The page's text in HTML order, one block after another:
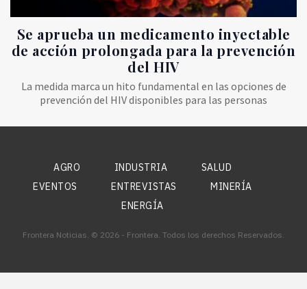
Se aprueba un medicamento inyectable
de acción prolongada para la prevención
del HIV
La medida marca un hito fundamental en las opciones de
prevención del HIV disponibles para las personas
AGRO INDUSTRIA
SALUD
EVENTOS
ENTREVISTAS
MINERÍA
ENERGÍA
Frontera Noticias. © 2026 - Frontera. Todos los derechos Reservados.